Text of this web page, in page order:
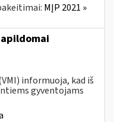
MĮP 2021 »
informuoja, kad iš
gyventojams